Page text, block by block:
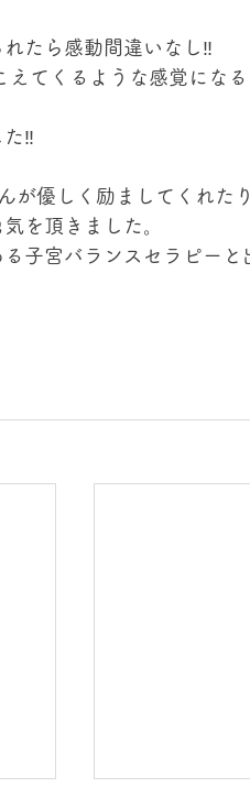
たら感動間違いなし‼️
えてくるような感覚にな
‼️
が優しく励ましてくれた
を頂きました。
子宮バランスセラピーと